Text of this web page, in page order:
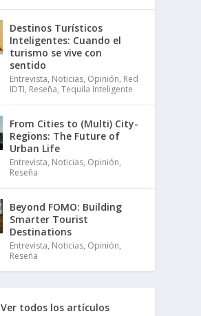
Destinos Turísticos
Inteligentes: Cuando el
turismo se vive con
sentido
Entrevista, Noticias, Opinión, Red
IDTI, Reseña,Tequila Inteligente
From Cities to (Multi) City-
Regions: The Future of
Urban Life
Entrevista, Noticias, Opinión,
Reseña
Beyond FOMO: Building
Smarter Tourist
Destinations
Entrevista, Noticias, Opinión,
Reseña
Ver todos los artículos